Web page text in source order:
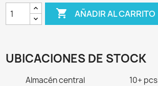
 AÑADIR AL CARRITO
UBICACIONES DE STOCK
Almacén central 10+ pcs